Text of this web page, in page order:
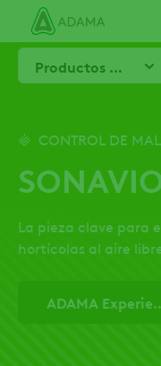
contenido
principalProductos
CONTROL DE
La pieza clave para
hortícolas al aire